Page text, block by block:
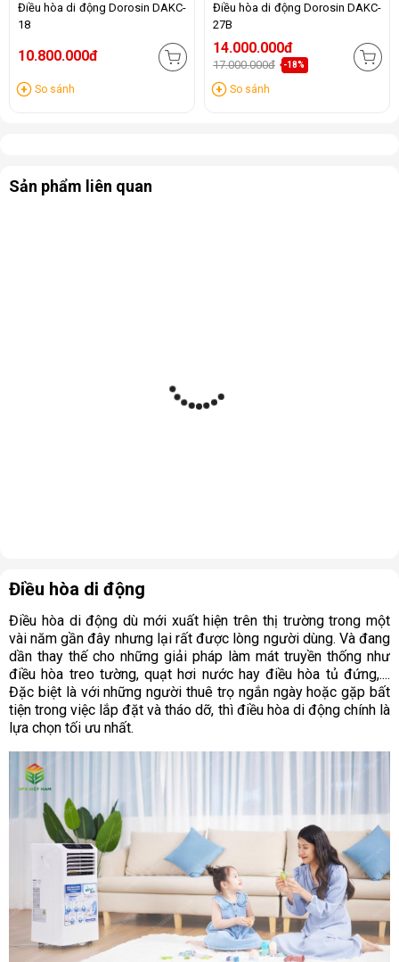
Điều hòa di động Dorosin DAKC-
18
10.800.000đ
So sánh
Điều hòa di động Dorosin DAKC-
27B
14.000.000đ
17.000.000đ -18%
So sánh
Sản phẩm liên quan
Điều hòa di động
Điều hòa di động dù mới xuất hiện trên thị trường trong một
vài năm gần đây nhưng lại rất được lòng người dùng. Và đang
dần thay thế cho những giải pháp làm mát truyền thống như
điều hòa treo tường, quạt hơi nước hay điều hòa tủ đứng,....
Đặc biệt là với những người thuê trọ ngắn ngày hoặc gặp bất
tiện trong việc lắp đặt và tháo dỡ, thì điều hòa di động chính là
lựa chọn tối ưu nhất.